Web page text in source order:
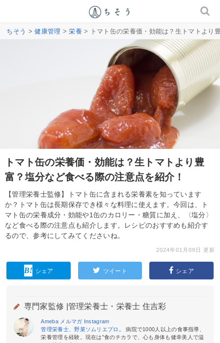
ちそう >健康管理 >栄養 > トマト缶の栄養価・効能は？生トマトより
トマト缶の栄養価・効能は？生トマトより豊
富？塩分など食べる際の注意点を紹介！
【管理栄養士監修】トマト缶に含まれる栄養素を知っています
か？トマト缶は長期保存でき様々な料理に使えます。今回は、ト
マト缶の栄養成分・効能や1缶のカロリー・糖質に加え、〈塩分〉
など食べる際の注意点も紹介します。レシピのおすすめも紹介す
るので、参考にしてみてくださいね。
2024年01月09日 更新
シェア ツイート シェア
専門家監修 | 管理栄養士・栄養士 住吉彩
Ameba メルマガ Instagram
管理栄養士、野菜ソムリエプロ
。 病院で1000人以上の食事指導、
栄養管理を経験。現在は”食のチカラで、心も身体も健幸美人で溢